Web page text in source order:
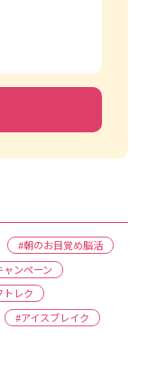
#朝のお目覚め脳活
ンペーン
トレク
#アイスブレイク